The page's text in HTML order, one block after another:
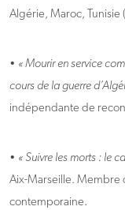
Algérie, Maroc, Tunisie
• « Mourir en service
cours de la guerre
indépendante de
• « Suivre les morts : le
Aix-Marseille. Membre
contemporaine.